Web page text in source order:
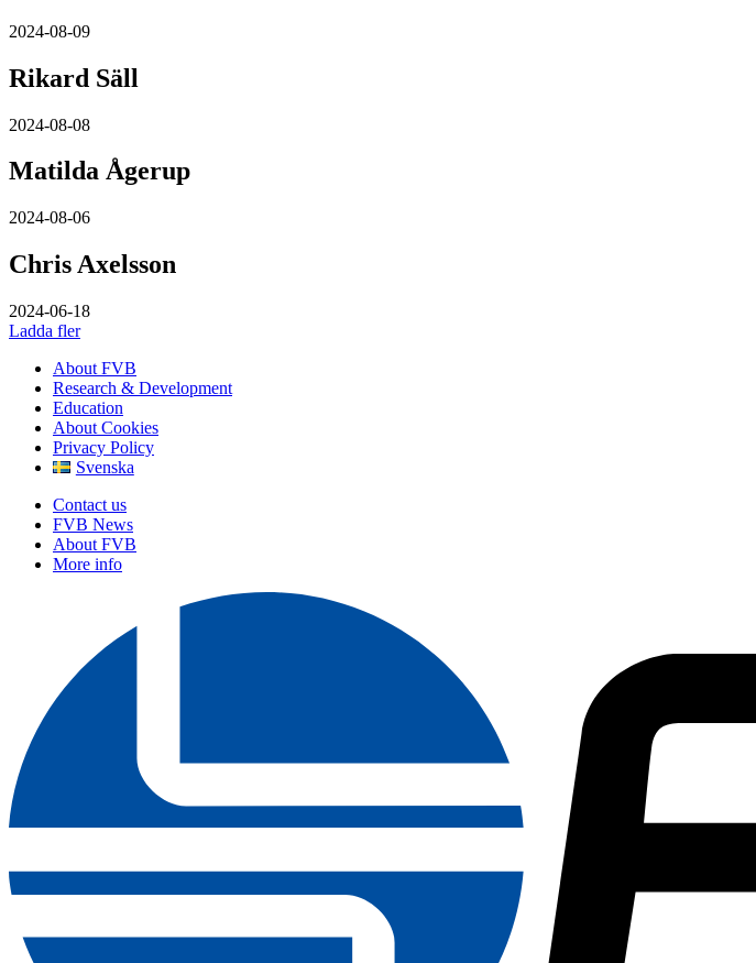
2024-08-09
Rikard Säll
2024-08-08
Matilda Ågerup
2024-08-06
Chris Axelsson
2024-06-18
Ladda fler
About FVB
Research & Development
Education
About Cookies
Privacy Policy
Svenska
Contact us
FVB News
About FVB
More info